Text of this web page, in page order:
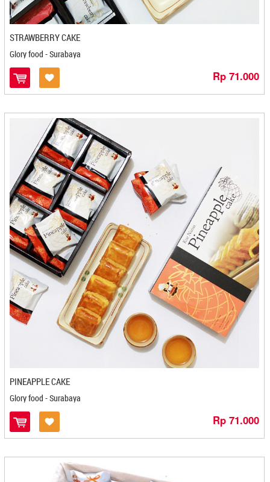
Indra Multi Produk - Cirebon
Intip - Medan
Istana Briliant - Semarang
Istana Oleh Oleh Brillian - Semarang
Isty Food (AIIS) - Banjarbaru
Itik Lado Mudo Ngarai - Padang
Itiyyy Snack - Medan
IUMK Koperasi - Cilegon
Ivoven - Gorontalo
Jahe Joss - Jogjakarta
Jamilah - Bontang
Jamu Nyonya Rin's - Bandung
Janara - Bontang
Jank Daniels - Bandung
Japung Group - Kediri
Jaya Abadi - Banjarbaru
Jenang Kudus Mubarok - Semarang
Jims Coffee - Bandar Lampung
Jogja Scrummy - Jogjakarta
Julie Cake - Pangkal Pinang
Kacang Goreng Kebun Jambu - Sibolga
Kacang Jaruk HJ Ati - Banjarbaru
Kacang Madu Dede - Banjarbaru
Kacang Matahari Terbit - Denpasar
Kacang Sainggon - Mojokerto
Kacang Sihobuk - Balige
Kacang Tojin Risma - Padang
Kacipo Nisma - Makasar
Kamila - Banjarmasin
Kampoeng Kopi Banaran - Semarang
STRAWBERRY CAKE
Glory food - Surabaya
Rp 71.000
PINEAPPLE CAKE
Glory food - Surabaya
Rp 71.000